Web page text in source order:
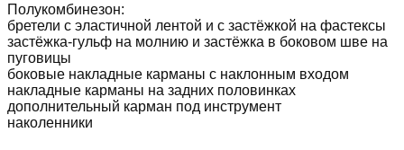
Полукомбинезон:
бретели с эластичной лентой и с застёжкой на фастексы
застёжка-гульф на молнию и застёжка в боковом шве на
пуговицы
боковые накладные карманы с наклонным входом
накладные карманы на задних половинках
дополнительный карман под инструмент
наколенники